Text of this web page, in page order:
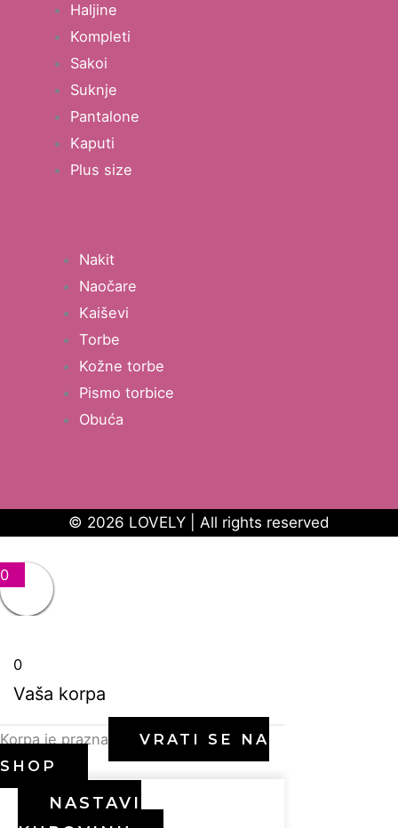
Haljine
Kompleti
Sakoi
Suknje
Pantalone
Kaputi
Plus size
Nakit
Naočare
Kaiševi
Torbe
Kožne torbe
Pismo torbice
Obuća
© 2026 LOVELY | All rights reserved
0
0
Vaša korpa
Korpa je prazna
VRATI SE NA
SHOP
NASTAVI